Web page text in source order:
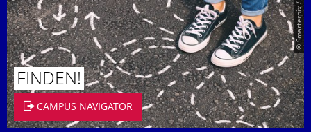
FINDEN!
CAMPUS NAVIGATOR